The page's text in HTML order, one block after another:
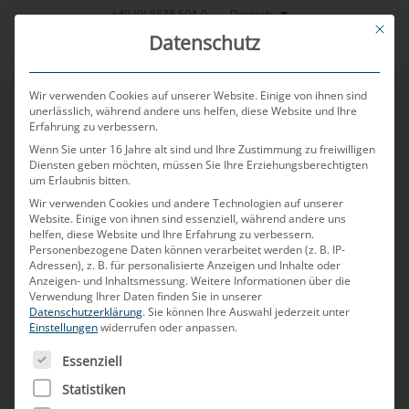
Zum
+49 (0) 8638 604-0 Deutsch
VERÖFFENTLICHT AM10. OKTOBER 2023 VONCHRISTIAN
NEULINGER
FPD-Link
Wofür steht FPD-Link?
Mit dem Begriff „FPD-Link“ bezeichnet man eine
Videoschnittstelle von Texas Instruments (TI) mit
serieller Datenübertragung im Fahrzeug. Die
This
Datenschutz
Wir verwenden Cookies auf unserer Website. Einige von ihnen sind
unerlässlich, während andere uns helfen, diese Website und Ihre
Erfahrung zu verbessern.
Wenn Sie unter 16 Jahre alt sind und Ihre Zustimmung zu freiwilligen
Diensten geben möchten, müssen Sie Ihre Erziehungsberechtigten
um Erlaubnis bitten.
Wir verwenden Cookies und andere Technologien auf unserer
Website. Einige von ihnen sind essenziell, während andere uns
helfen, diese Website und Ihre Erfahrung zu verbessern.
Personenbezogene Daten können verarbeitet werden (z. B. IP-
Adressen), z. B. für personalisierte Anzeigen und Inhalte oder
Anzeigen- und Inhaltsmessung.Weitere Informationen über die
Verwendung Ihrer Daten finden Sie in unserer
Datenschutzerklärung.Sie können Ihre Auswahl jederzeit unter
Einstellungenwiderrufen oder anpassen.
ES FOLGT EINE LISTE DER SERVICE-GRUPPEN, FÜR
Essenziell
Statistiken